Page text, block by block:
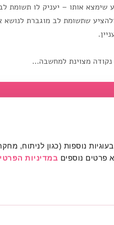
פרטים נוספים במדיניות
שימצא אותו – יעניק לו
שתשומת לב מוגברת לנושא
נקודה מצוינת למחשבה…
רכישת כרטיסים
מרחב מהותי הרשמה /